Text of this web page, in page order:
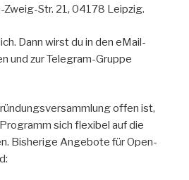
Zweig-Str. 21, 04178 Leipzig.
Dann wirst du in den eMail-
und zur Telegram-Gruppe
offen ist,
sich flexibel auf die
Bisherige Angebote für Open-